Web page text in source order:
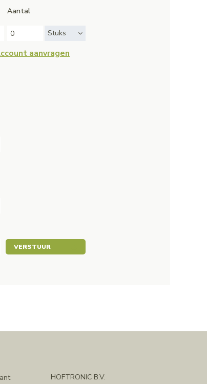
Aantal
Stuks
aanvragen
VERSTUUR
HOFTRONIC B.V.